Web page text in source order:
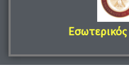
Εσωτερικός